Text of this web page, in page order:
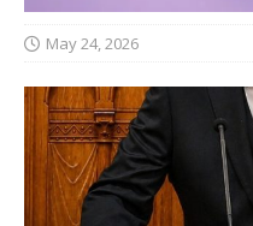
May 24, 2026